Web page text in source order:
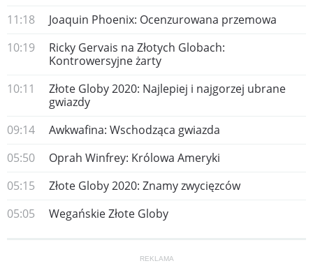
11:18
Joaquin Phoenix: Ocenzurowana przemowa
10:19
Ricky Gervais na Złotych Globach:
Kontrowersyjne żarty
10:11
Złote Globy 2020: Najlepiej i najgorzej ubrane
gwiazdy
09:14
Awkwafina: Wschodząca gwiazda
05:50
Oprah Winfrey: Królowa Ameryki
05:15
Złote Globy 2020: Znamy zwycięzców
05:05
Wegańskie Złote Globy
REKLAMA